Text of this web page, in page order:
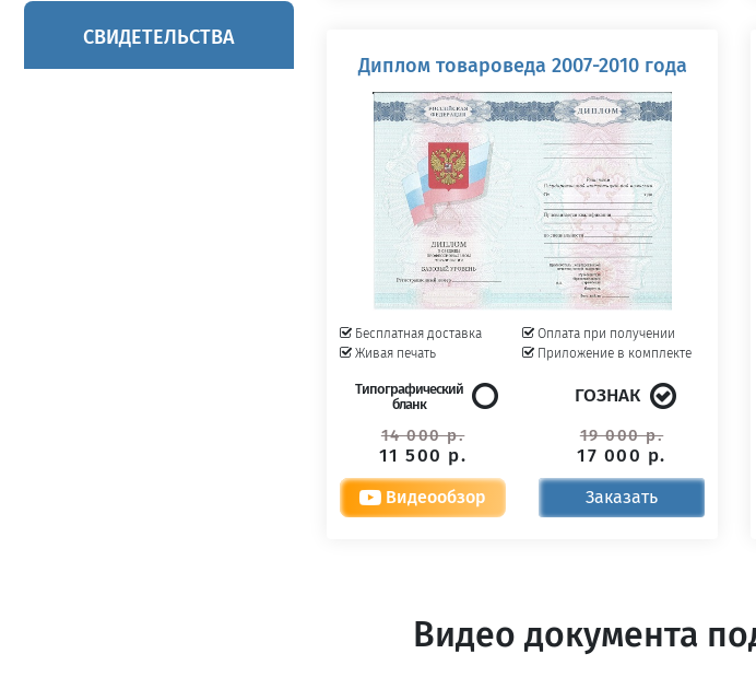
СВИДЕТЕЛЬСТВА
Диплом товароведа 2007-2010 года
Бесплатная доставка
Живая печать
Оплата при получении
Приложение в комплекте
Типографический
бланк
14 000 р.
11 500 р.
ГОЗНАК
19 000 р.
17 000 р.
Видеообзор Заказать
Видео документа